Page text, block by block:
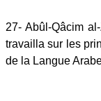
27- Abûl-Qâcim
travailla sur les
de la Langue